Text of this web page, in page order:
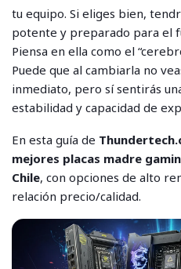
tu equipo. Si eliges bien,
potente y preparado para el
Piensa en ella como el
Puede que al cambiarla no
inmediato, pero sí sentirás
estabilidad y capacidad de
En esta guía de
mejores placas madre
Chile, con opciones de alto
relación precio/calidad.